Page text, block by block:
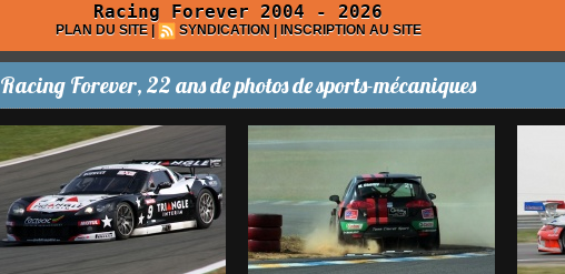
Racing Forever 2004 - 2026
PLAN DU SITE | SYNDICATION | INSCRIPTION AU SITE
Racing Forever, 22 ans de photos de sports-mécaniques